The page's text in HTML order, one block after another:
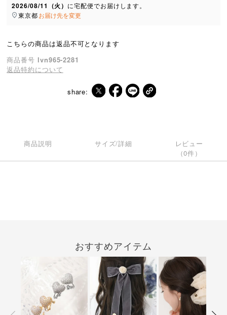
2026/08/11（火） に宅配便でお届けします。
東京都お届け先を変更
こちらの商品は返品不可となります
商品番号 lvn965-2281
返品特約について
share:
商品説明 サイズ/詳細
レビュー
（0件）
おすすめアイテム